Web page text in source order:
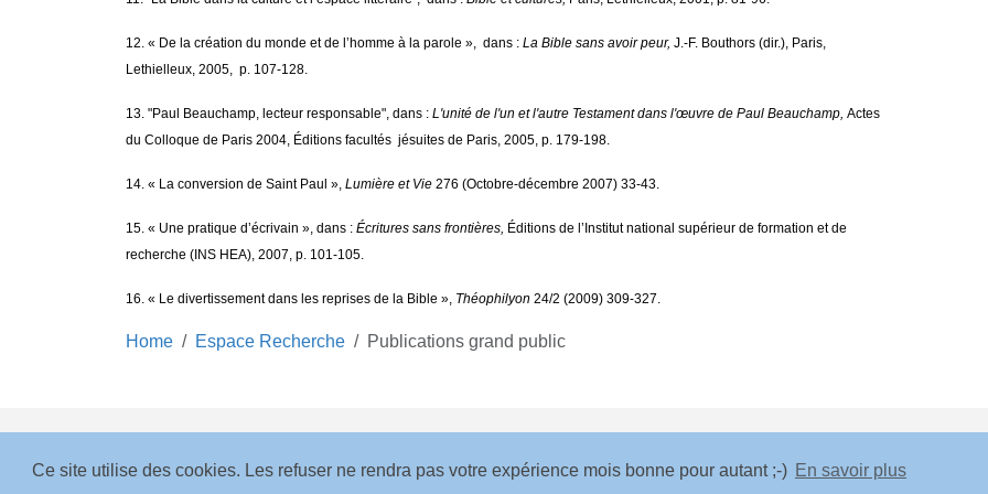
Ce site utilise des cookies. Les refuser ne rendra pas votre expérience mois bonne pour autant ;-) En savoir plus
12. « De la création du monde et de l’homme à la parole », dans : La Bible sans avoir peur, J.-F. Bouthors (dir.), Paris,
Lethielleux, 2005, p. 107-128.
13. "Paul Beauchamp, lecteur responsable", dans : L'unité de l'un et l'autre Testament dans l'œuvre de Paul Beauchamp, Actes
du Colloque de Paris 2004, Éditions facultés jésuites de Paris, 2005, p. 179-198.
14. « La conversion de Saint Paul », Lumière et Vie 276 (Octobre-décembre 2007) 33-43.
15. « Une pratique d’écrivain », dans : Écritures sans frontières, Éditions de l’Institut national supérieur de formation et de
recherche (INS HEA), 2007, p. 101-105.
16. « Le divertissement dans les reprises de la Bible », Théophilyon 24/2 (2009) 309-327.
Home Espace Recherche Publications grand public
Copyright 2026. Construit avecConcrete CMS.